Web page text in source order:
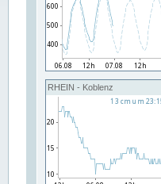
RHEIN - Koblenz